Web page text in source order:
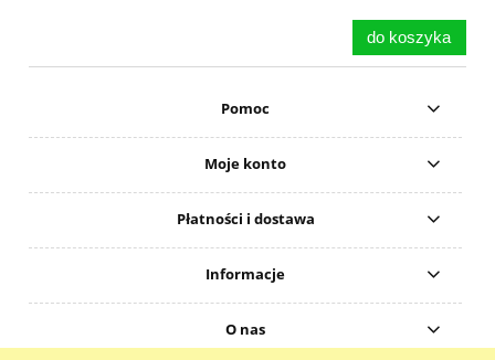
do koszyka
Pomoc
Moje konto
Płatności i dostawa
Informacje
O nas